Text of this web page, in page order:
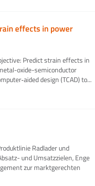
effects in power
Predict strain effects in
oxide-semiconductor
design (TCAD) to...
Radlader und
und Umsatzzielen, Enge
zur marktgerechten